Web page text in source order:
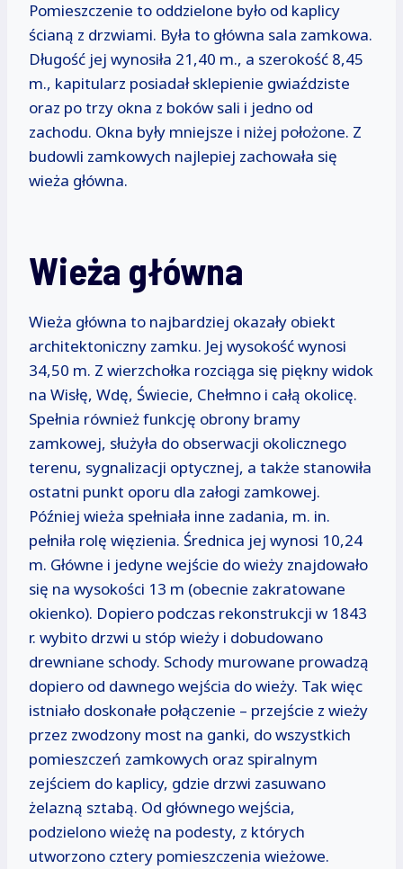
Pomieszczenie to oddzielone było od kaplicy
ścianą z drzwiami. Była to główna sala zamkowa.
Długość jej wynosiła 21,40 m., a szerokość 8,45
m., kapitularz posiadał sklepienie gwiaździste
oraz po trzy okna z boków sali i jedno od
zachodu. Okna były mniejsze i niżej położone. Z
budowli zamkowych najlepiej zachowała się
wieża główna.
Wieża główna
Wieża główna to najbardziej okazały obiekt
architektoniczny zamku. Jej wysokość wynosi
34,50 m. Z wierzchołka rozciąga się piękny widok
na Wisłę, Wdę, Świecie, Chełmno i całą okolicę.
Spełnia również funkcję obrony bramy
zamkowej, służyła do obserwacji okolicznego
terenu, sygnalizacji optycznej, a także stanowiła
ostatni punkt oporu dla załogi zamkowej.
Później wieża spełniała inne zadania, m. in.
pełniła rolę więzienia. Średnica jej wynosi 10,24
m. Główne i jedyne wejście do wieży znajdowało
się na wysokości 13 m (obecnie zakratowane
okienko). Dopiero podczas rekonstrukcji w 1843
r. wybito drzwi u stóp wieży i dobudowano
drewniane schody. Schody murowane prowadzą
dopiero od dawnego wejścia do wieży. Tak więc
istniało doskonałe połączenie – przejście z wieży
przez zwodzony most na ganki, do wszystkich
pomieszczeń zamkowych oraz spiralnym
zejściem do kaplicy, gdzie drzwi zasuwano
żelazną sztabą. Od głównego wejścia,
podzielono wieżę na podesty, z których
utworzono cztery pomieszczenia wieżowe.